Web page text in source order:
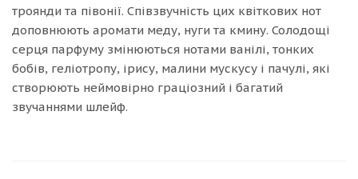
троянди та півонії. Співзвучність цих квіткових нот
доповнюють аромати меду, нуги та кмину. Солодощі
серця парфуму змінюються нотами ванілі, тонких
бобів, геліотропу, ірису, малини мускусу і пачулі, які
створюють неймовірно граціозний і багатий
звучаннями шлейф.